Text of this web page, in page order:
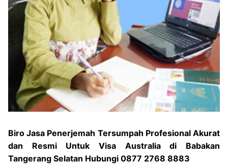
Biro Jasa Penerjemah Tersumpah Profesional Akurat
dan Resmi Untuk Visa Australia di Babakan
Tangerang Selatan Hubungi 0877 2768 8883